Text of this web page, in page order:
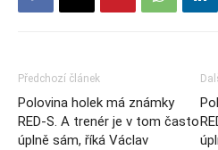
Předchozí článek
Polovina holek má známky
RED-S. A trenér je v tom často
úplně sám, říká Václav